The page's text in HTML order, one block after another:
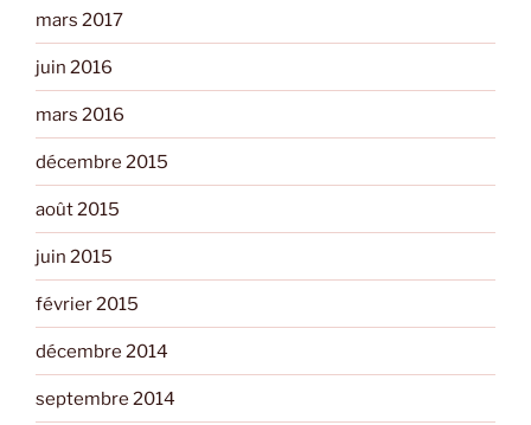
mars 2017
juin 2016
mars 2016
décembre 2015
août 2015
juin 2015
février 2015
décembre 2014
septembre 2014